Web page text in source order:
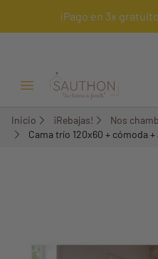
¡Pago en 3x
Menú Abrir/Cerrar
Inicio ¡Rebajas!
Nos
Cama trío 120x60 + cómoda
-18,48%